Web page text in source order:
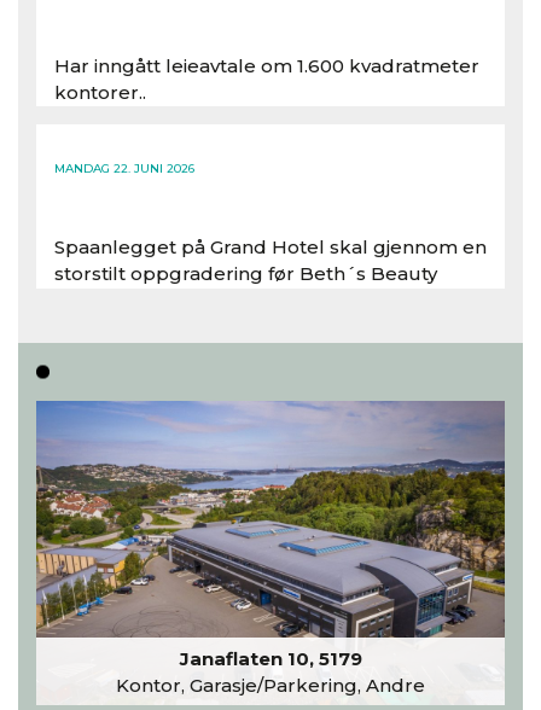
Har inngått leieavtale om 1.600 kvadratmeter
kontorer..
MANDAG 22. JUNI 2026
Spaanlegget på Grand Hotel skal gjennom en
storstilt oppgradering før Beth´s Beauty
Les hele artikkelen
Janaflaten 10, 5179
Kontor, Garasje/Parkering, Andre